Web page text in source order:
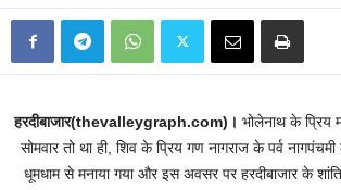
हरदीबाजार(thevalleygraph.com)। भोलेनाथ के प्रिय
सोमवार तो था ही, शिव के प्रिय गण नागराज के पर्व
धूमधाम से मनाया गया और इस अवसर पर हरदीबाजार के